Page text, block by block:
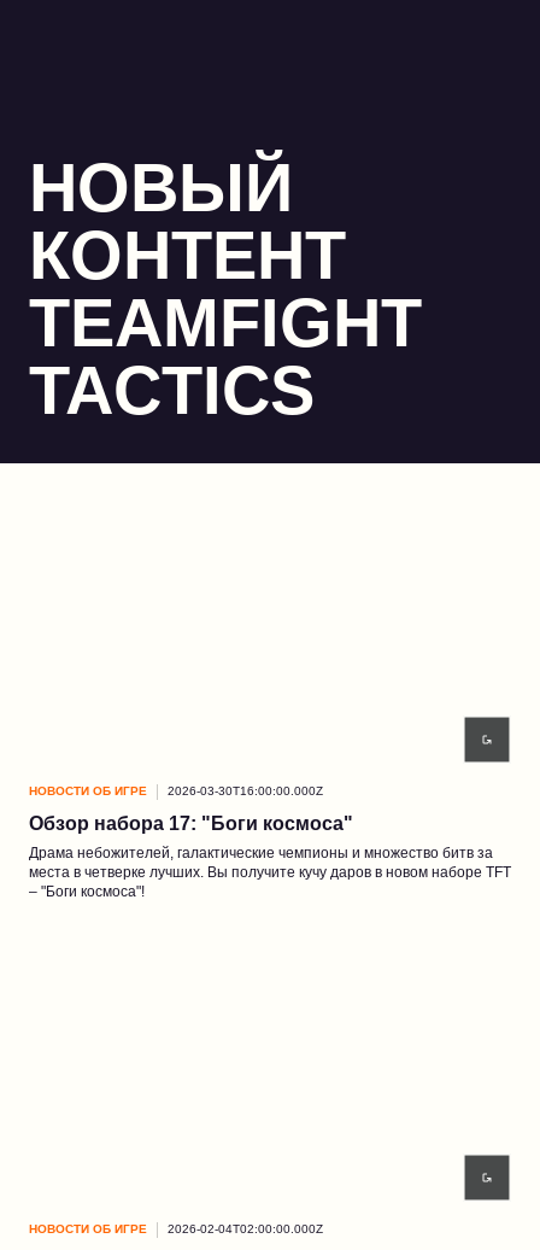
НОВЫЙ
КОНТЕНТ
TEAMFIGHT
TACTICS
НОВОСТИ ОБ ИГРЕ 2026-03-30T16:00:00.000Z
Обзор набора 17: "Боги космоса"
Драма небожителей, галактические чемпионы и множество битв за
места в четверке лучших. Вы получите кучу даров в новом наборе TFT
– "Боги космоса"!
НОВОСТИ ОБ ИГРЕ 2026-02-04T02:00:00.000Z